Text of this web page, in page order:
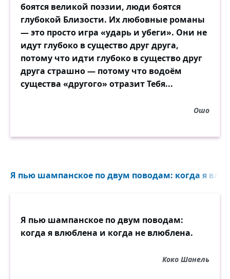
боятся великой поэзии, люди боятся
глубокой Близости. Их любовные романы
— это просто игра «ударь и убеги». Они не
идут глубоко в существо друг друга,
потому что идти глубоко в существо друг
друга страшно — потому что водоём
существа «другого» отразит Тебя...
Ошо
Я пью шампанское по двум поводам: когда я
Я пью шампанское по двум поводам:
когда я влюблена и когда не влюблена.
Коко Шанель